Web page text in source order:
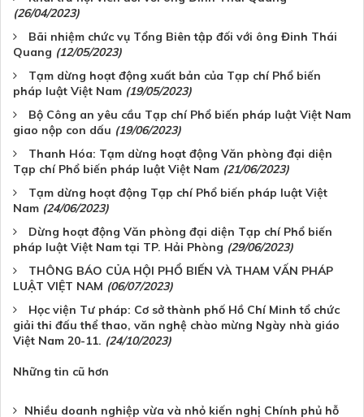
(26/04/2023)
Bãi nhiệm chức vụ Tổng Biên tập đối với ông Đinh Thái
Quang (12/05/2023)
Tạm dừng hoạt động xuất bản của Tạp chí Phổ biến
pháp luật Việt Nam (19/05/2023)
Bộ Công an yêu cầu Tạp chí Phổ biến pháp luật Việt Nam
giao nộp con dấu (19/06/2023)
Thanh Hóa: Tạm dừng hoạt động Văn phòng đại diện
Tạp chí Phổ biến pháp luật Việt Nam (21/06/2023)
Tạm dừng hoạt động Tạp chí Phổ biến pháp luật Việt
Nam (24/06/2023)
Dừng hoạt động Văn phòng đại diện Tạp chí Phổ biến
pháp luật Việt Nam tại TP. Hải Phòng (29/06/2023)
THÔNG BÁO CỦA HỘI PHỔ BIẾN VÀ THAM VẤN PHÁP
LUẬT VIỆT NAM (06/07/2023)
Học viện Tư pháp: Cơ sở thành phố Hồ Chí Minh tổ chức
giải thi đấu thể thao, văn nghệ chào mừng Ngày nhà giáo
Việt Nam 20-11. (24/10/2023)
Những tin cũ hơn
Nhiều doanh nghiệp vừa và nhỏ kiến nghị Chính phủ hỗ